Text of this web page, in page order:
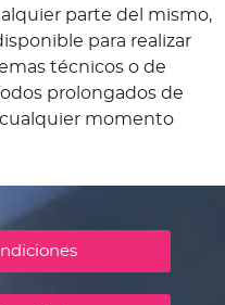
parte del mismo,
para realizar
técnicos o de
prolongados de
momento